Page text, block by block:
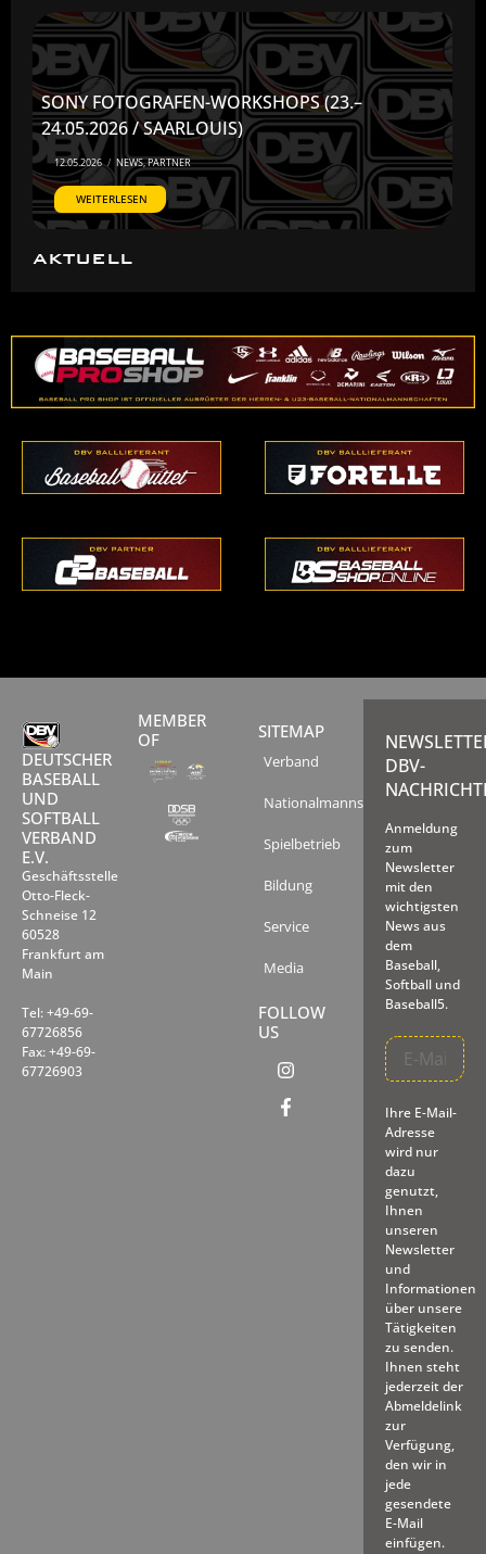
AKTUELL
SONY FOTOGRAFEN-WORKSHOPS (23.–
24.05.2026 / SAARLOUIS)
12.05.2026 / NEWS,PARTNER
WEITERLESEN
DEUTSCHER
BASEBALL
UND
SOFTBALL
VERBAND
E.V.
Geschäftsstelle
Otto-Fleck-
Schneise 12
60528
Frankfurt am
Main
Tel: +49-69-
67726856
Fax: +49-69-
67726903
MEMBER
OF
SITEMAP
Verband
Nationalmannschaften
Spielbetrieb
Bildung
Service
Media
FOLLOW
US
DBV-
Anmeldung
zum
Newsletter
mit den
wichtigsten
News aus
dem
Baseball,
Softball und
Baseball5.
Ihre E-Mail-
Adresse
wird nur
dazu
genutzt,
Ihnen
unseren
Newsletter
und
Informationen
über unsere
Tätigkeiten
zu senden.
Ihnen steht
jederzeit der
Abmeldelink
zur
Verfügung,
den wir in
jede
gesendete
E-Mail
einfügen.